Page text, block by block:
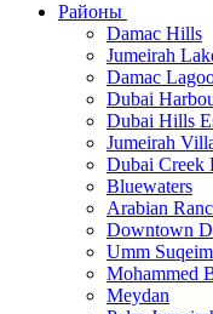
Районы
Damac Hills
Jumeirah
Damac
Dubai
Dubai Hills
Jumeirah
Dubai Creek
Bluewaters
Arabian
Downtown
Umm Suqeim
Mohammed
Meydan